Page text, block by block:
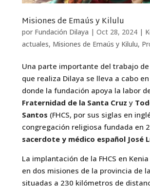
Misiones de Emaús y Kilulu
por Fundación Dilaya | Oct 28, 2024|
actuales, Misiones de Emaús y Kilulu,
Una parte importante del trabajo
que realiza Dilaya se lleva a cabo
donde la fundación apoya la labor
Fraternidad de la Santa Cruz y
Santos (FHCS, por sus siglas en
congregación religiosa fundada en
sacerdote y médico español José
La implantación de la FHCS en
en dos misiones de la provincia de
situadas a 230 kilómetros de